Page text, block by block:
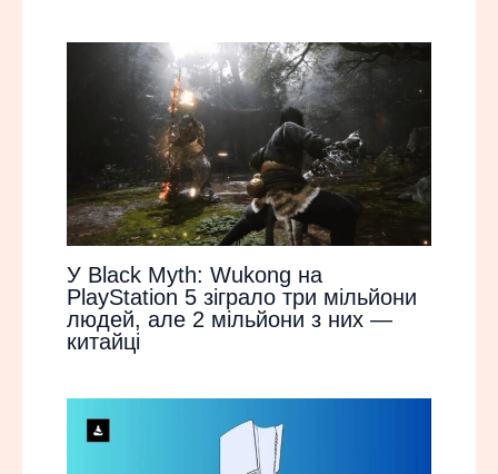
У Black Myth: Wukong на
PlayStation 5 зіграло три мільйони
людей, але 2 мільйони з них —
китайці